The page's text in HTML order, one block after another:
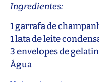
Ingredientes:
1 garrafa de
1 lata de leite
3 envelopes de
Água